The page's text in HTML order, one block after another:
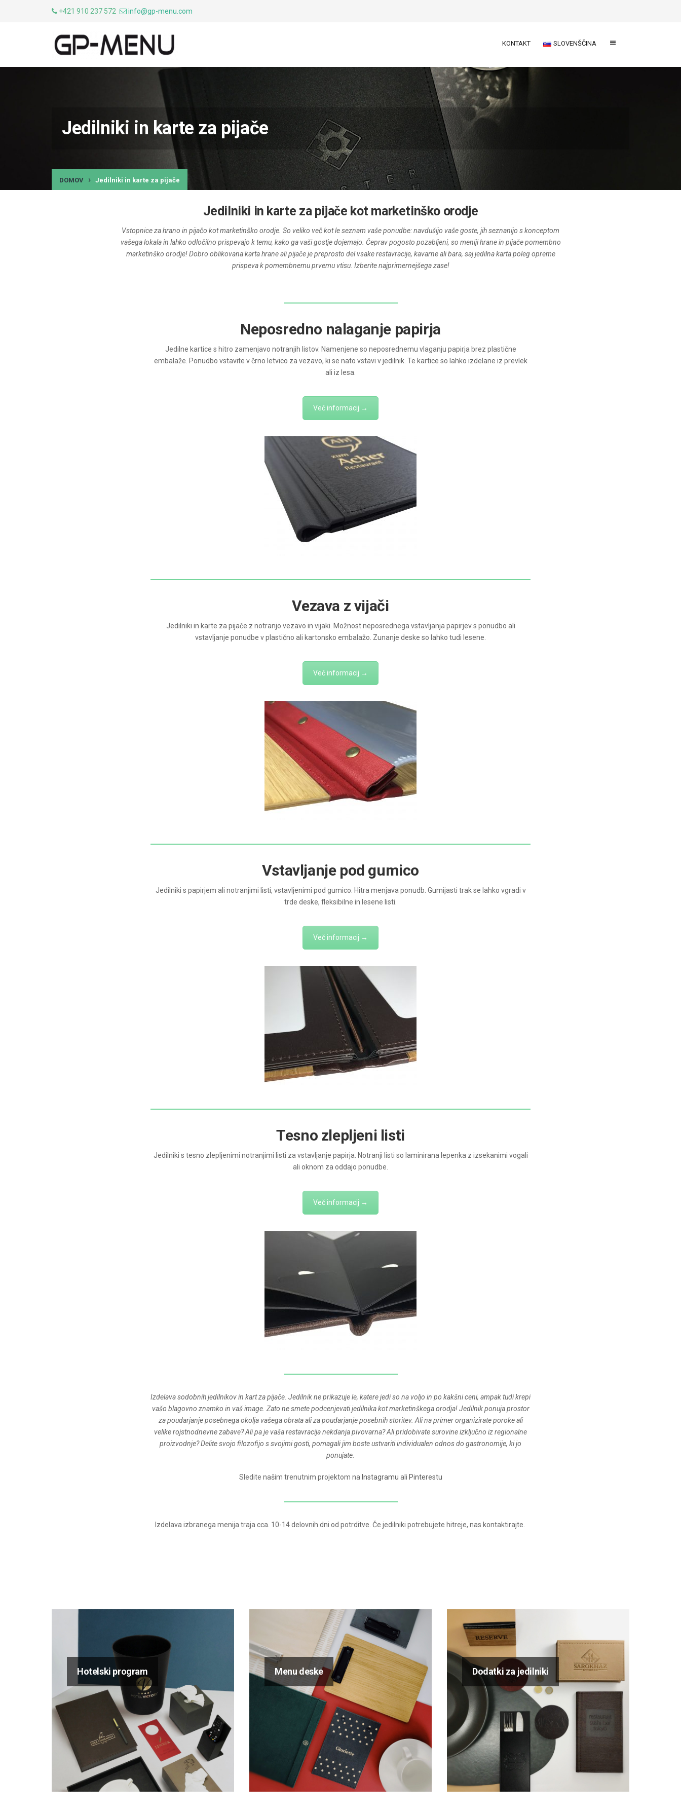
+421 910 237 572 info@gp-menu.com
KONTAKT SLOVENŠČINA
Jedilniki in karte za pijače
DOMOV Jedilniki in karte za pijače
Jedilniki in karte za pijače kot marketinško orodje
Vstopnice za hrano in pijačo kot marketinško orodje. So veliko več kot le seznam vaše ponudbe: navdušijo vaše goste, jih seznanijo s konceptom
vašega lokala in lahko odločilno prispevajo k temu, kako ga vaši gostje dojemajo. Čeprav pogosto pozabljeni, so meniji hrane in pijače pomembno
marketinško orodje! Dobro oblikovana karta hrane ali pijače je preprosto del vsake restavracije, kavarne ali bara, saj jedilna karta poleg opreme
prispeva k pomembnemu prvemu vtisu. Izberite najprimernejšega zase!
Neposredno nalaganje papirja
Jedilne kartice s hitro zamenjavo notranjih listov. Namenjene so neposrednemu vlaganju papirja brez plastične
embalaže. Ponudbo vstavite v črno letvico za vezavo, ki se nato vstavi v jedilnik. Te kartice so lahko izdelane iz prevlek
ali iz lesa.
Več informacij →
Vezava z vijači
Jedilniki in karte za pijače z notranjo vezavo in vijaki. Možnost neposrednega vstavljanja papirjev s ponudbo ali
vstavljanje ponudbe v plastično ali kartonsko embalažo. Zunanje deske so lahko tudi lesene.
Več informacij →
Vstavljanje pod gumico
Jedilniki s papirjem ali notranjimi listi, vstavljenimi pod gumico. Hitra menjava ponudb. Gumijasti trak se lahko vgradi v
trde deske, fleksibilne in lesene listi.
Več informacij →
Tesno zlepljeni listi
Jedilniki s tesno zlepljenimi notranjimi listi za vstavljanje papirja. Notranji listi so laminirana lepenka z izsekanimi vogali
ali oknom za oddajo ponudbe.
Več informacij →
Izdelava sodobnih jedilnikov in kart za pijače. Jedilnik ne prikazuje le, katere jedi so na voljo in po kakšni ceni, ampak tudi krepi
vašo blagovno znamko in vaš image. Zato ne smete podcenjevati jedilnika kot marketinškega orodja! Jedilnik ponuja prostor
za poudarjanje posebnega okolja vašega obrata ali za poudarjanje posebnih storitev. Ali na primer organizirate poroke ali
velike rojstnodnevne zabave? Ali pa je vaša restavracija nekdanja pivovarna? Ali pridobivate surovine izključno iz regionalne
proizvodnje? Delite svojo filozofijo s svojimi gosti, pomagali jim boste ustvariti individualen odnos do gastronomije, ki jo
ponujate.
Sledite našim trenutnim projektom na Instagramu ali Pinterestu
Izdelava izbranega menija traja cca. 10-14 delovnih dni od potrditve. Če jedilniki potrebujete hitreje, nas kontaktirajte.
Hotelski program Menu deske Dodatki za jedilniki